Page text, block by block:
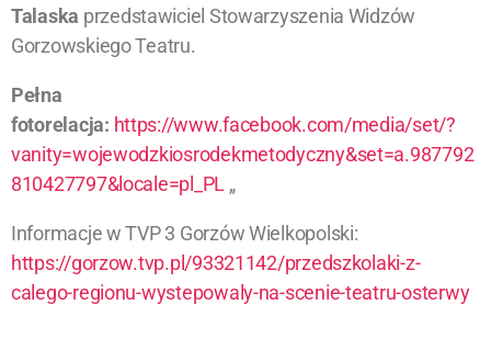
Talaska przedstawiciel Stowarzyszenia Widzów
Gorzowskiego Teatru.
Pełna
fotorelacja: https://www.facebook.com/media/set/?
vanity=wojewodzkiosrodekmetodyczny&set=a.987792
810427797&locale=pl_PL „
Informacje w TVP 3 Gorzów Wielkopolski:
https://gorzow.tvp.pl/93321142/przedszkolaki-z-
calego-regionu-wystepowaly-na-scenie-teatru-osterwy